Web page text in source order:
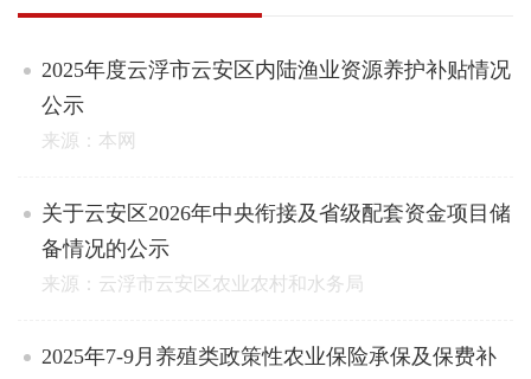
2025年度云浮市云安区内陆渔业资源养护补贴情况
公示
来源：本网
关于云安区2026年中央衔接及省级配套资金项目储
备情况的公示
来源：云浮市云安区农业农村和水务局
2025年7-9月养殖类政策性农业保险承保及保费补